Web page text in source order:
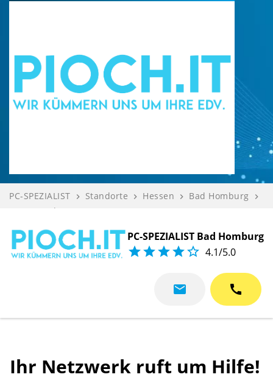
PC-SPEZIALIST navigate_next Standorte navigate_next Hessen navigate_next Bad Homburg navigate_next
PIOCH GmbH P...
PC-SPEZIALIST Bad Homburg
 4.1/5.0
mail call
Ihr Netzwerk ruft um Hilfe!